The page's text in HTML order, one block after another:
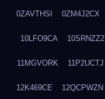
0ZAVTHSI 0ZM4J2CX
10LFO9CA 10SRNZZ2
11MGVORK 11P2UCTJ
12K469CE 12QCPWZN